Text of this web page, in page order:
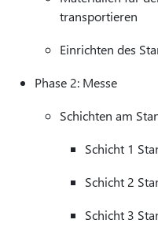
transportieren
Einrichten des
Phase 2: Messe
Schichten am
Schicht 1
Schicht 2
Schicht 3